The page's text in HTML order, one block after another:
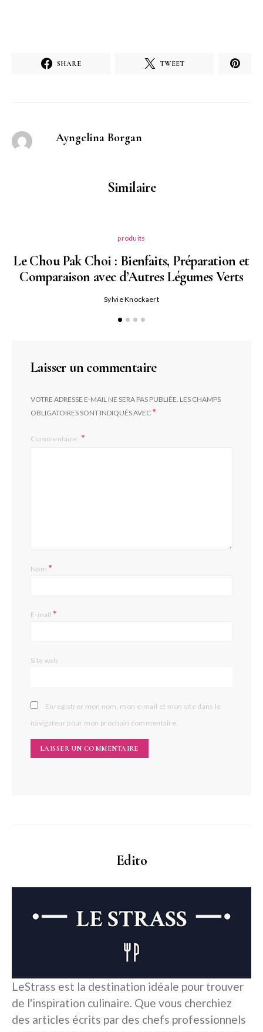
SHARE TWEET
Ayngelina Borgan
Similaire
produits
Le Chou Pak Choi : Bienfaits, Préparation et
Comparaison avec d’Autres Légumes Verts
Sylvie Knockaert
Laisser un commentaire
VOTRE ADRESSE E-MAIL NE SERA PAS PUBLIÉE. LES CHAMPS
OBLIGATOIRES SONT INDIQUÉS AVEC*
Commentaire
Nom*
E-mail*
Site web
Enregistrer mon nom, mon e-mail et mon site dans le
navigateur pour mon prochain commentaire.
Edito
LeStrass est la destination idéale pour trouver
de l'inspiration culinaire. Que vous cherchiez
des articles écrits par des chefs professionnels